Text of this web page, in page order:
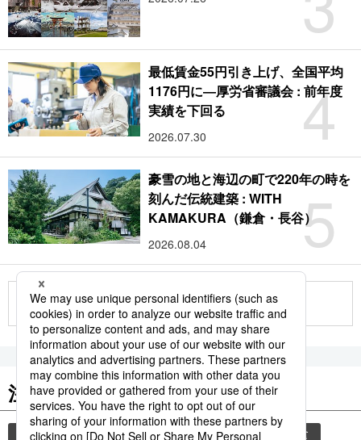
4
最低賃金55円引き上げ、全国平均
1176円に―厚労省審議会 : 前年度
実績を下回る
2026.07.30
5
豪雪の地と海辺の町で220年の時を
刻んだ伝統建築 : WITH
KAMAKURA（鎌倉・長谷）
2026.08.04
もっと見る
注目のキーワード
共同通信ニュース 気象・災害 災害 和食